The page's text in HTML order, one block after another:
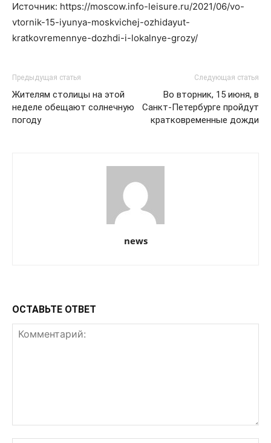
Источник: https://moscow.info-leisure.ru/2021/06/vo-
vtornik-15-iyunya-moskvichej-ozhidayut-
kratkovremennye-dozhdi-i-lokalnye-grozy/
Предыдущая статья
Жителям столицы на этой
неделе обещают солнечную
погоду
Следующая статья
Во вторник, 15 июня, в
Санкт-Петербурге пройдут
кратковременные дожди
news
ОСТАВЬТЕ ОТВЕТ